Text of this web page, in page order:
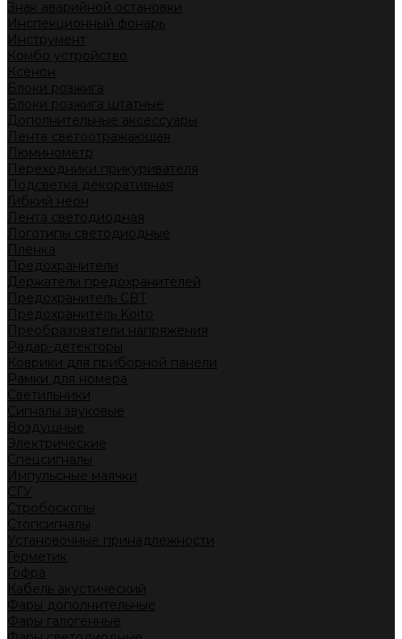
Знак аварийной остановки
Инспекционный фонарь
Инструмент
Комбо устройство
Ксенон
Блоки розжига
Блоки розжига штатные
Дополнительные аксессуары
Лента светоотражающая
Люминометр
Переходники прикуривателя
Подсветка декоративная
Гибкий неон
Лента светодиодная
Логотипы светодиодные
Пленка
Предохранители
Держатели предохранителей
Предохранитель CBT
Предохранитель Koito
Преобразователи напряжения
Радар-детекторы
Коврики для приборной панели
Рамки для номера
Светильники
Сигналы звуковые
Воздушные
Электрические
Спецсигналы
Импульсные маячки
СГУ
Стробоскопы
Стопсигналы
Установочные принадлежности
Герметик
Гофра
Кабель акустический
Фары дополнительные
Фары галогенные